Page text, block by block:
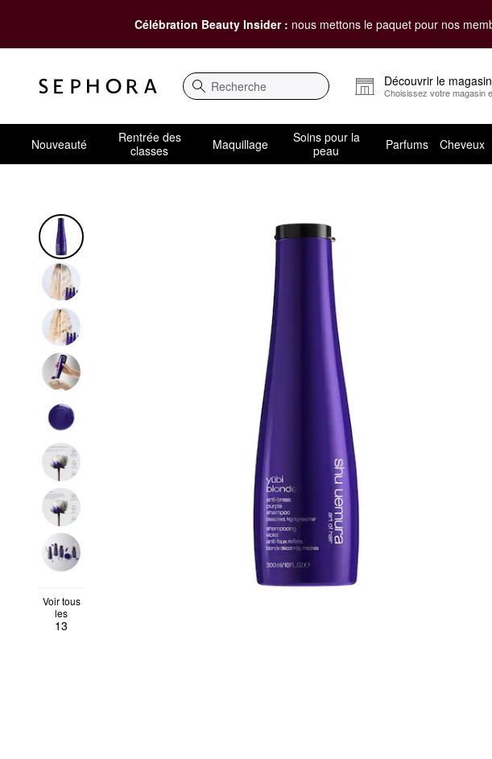
Célébration Beauty Insider : nous mettons le paquet pour nos
Recherche
Découvrir le
Choisissez votre magasin
Nouveauté
Rentrée des
classes
Maquillage
Soins pour la
peau
Parfums Cheveux
Voir tous
les
13